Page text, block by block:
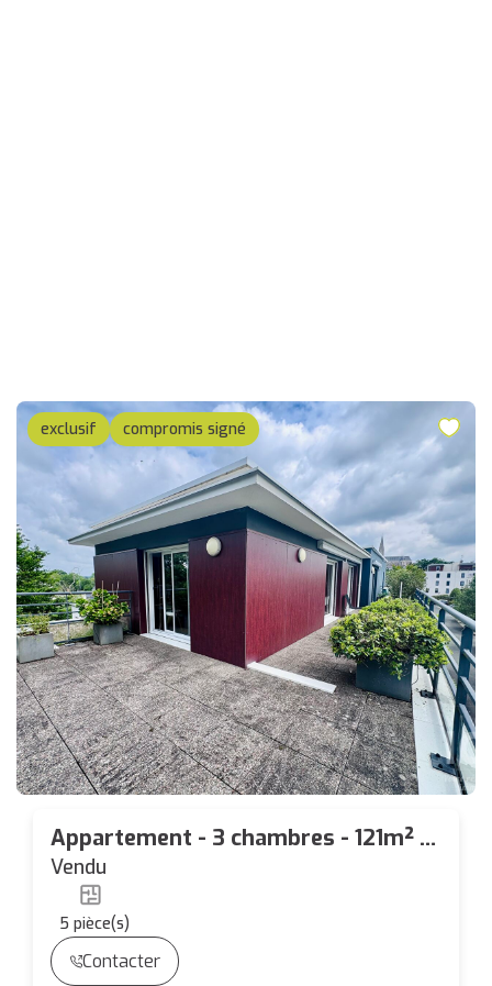
exclusif compromis signé
Appartement - 3 chambres - 121m² -
Dernier étage - Bourg de Carquefou
Vendu
5 pièce(s)
Contacter